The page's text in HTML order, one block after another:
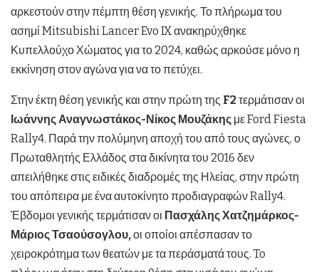
αρκεστούν στην πέμπτη θέση γενικής. Το πλήρωμα του
ασημί Mitsubishi Lancer Evo IX ανακηρύχθηκε
Κυπελλούχο Χώματος για το 2024, καθώς αρκούσε μόνο η
εκκίνηση στον αγώνα για να το πετύχει.
Στην έκτη θέση γενικής και στην πρώτη της F2τερμάτισαν οι
Ιωάννης Αναγνωστάκος-Νίκος Μουζάκης με Ford Fiesta
Rally4. Παρά την πολύμηνη αποχή του από τους αγώνες, ο
Πρωταθλητής Ελλάδος στα δικίνητα του 2016 δεν
απειλήθηκε στις ειδικές διαδρομές της Ηλείας, στην πρώτη
του απόπειρα με ένα αυτοκίνητο προδιαγραφών Rally4.
Έβδομοι γενικής τερμάτισαν οι Πασχάλης Χατζημάρκος-
Μάριος Τσαούσογλου,οι οποίοι απέσπασαν το
χειροκρότημα των θεατών με τα περάσματά τους. To